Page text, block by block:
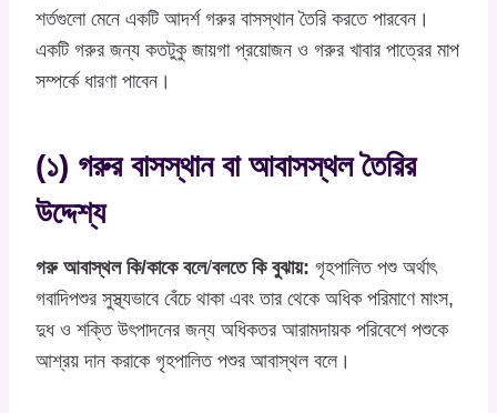
শর্তগুলো মেনে একটি আদর্শ গরুর বাসস্থান তৈরি করতে পারবেন।
একটি গরুর জন্য কতটুকু জায়গা প্রয়োজন ও গরুর খাবার পাত্রের মাপ
সম্পর্কে ধারণা পাবেন।
(১) গরুর বাসস্থান বা আবাসস্থল তৈরির
উদ্দেশ্য
গরু আবাস্থল কি/কাকে বলে/বলতে কি বুঝায়: গৃহপালিত পশু অর্থাৎ
গবাদিপশুর সুস্থ্যভাবে বেঁচে থাকা এবং তার থেকে অধিক পরিমাণে মাংস,
দুধ ও শক্তি উৎপাদনের জন্য অধিকতর আরামদায়ক পরিবেশে পশুকে
আশ্রয় দান করাকে গৃহপালিত পশুর আবাস্থল বলে।